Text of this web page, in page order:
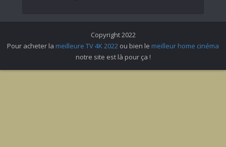
Copyright 2022
Pour acheter la meilleure TV 4K 2022 ou bien le meilleur home cinéma
notre site est là pour ça !